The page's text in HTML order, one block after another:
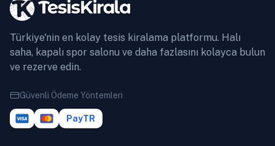
Türkiye'nin en kolay tesis kiralama platformu. Halı
saha, kapalı spor salonu ve daha fazlasını kolayca bulun
ve rezerve edin.
Güvenli Ödeme Yöntemleri
PayTR